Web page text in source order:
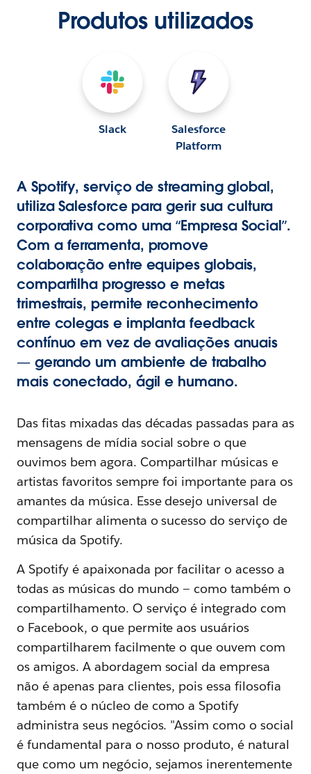
Produtos utilizados
Slack
Salesforce
Platform
A Spotify, serviço de streaming global,
utiliza Salesforce para gerir sua cultura
corporativa como uma “Empresa Social”.
Com a ferramenta, promove
colaboração entre equipes globais,
compartilha progresso e metas
trimestrais, permite reconhecimento
entre colegas e implanta feedback
contínuo em vez de avaliações anuais
— gerando um ambiente de trabalho
mais conectado, ágil e humano.
Das fitas mixadas das décadas passadas para as
mensagens de mídia social sobre o que
ouvimos bem agora. Compartilhar músicas e
artistas favoritos sempre foi importante para os
amantes da música. Esse desejo universal de
compartilhar alimenta o sucesso do serviço de
música da Spotify.
A Spotify é apaixonada por facilitar o acesso a
todas as músicas do mundo — como também o
compartilhamento. O serviço é integrado com
o Facebook, o que permite aos usuários
compartilharem facilmente o que ouvem com
os amigos. A abordagem social da empresa
não é apenas para clientes, pois essa filosofia
também é o núcleo de como a Spotify
administra seus negócios. "Assim como o social
é fundamental para o nosso produto, é natural
que como um negócio, sejamos inerentemente